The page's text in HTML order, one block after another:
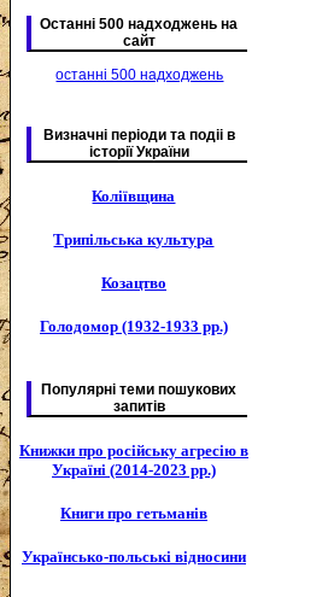
Останні 500 надходжень на
сайт
останні 500 надходжень
Визначні періоди та подіі в
історії України
Коліївщина
Трипільська культура
Козацтво
Голодомор (1932-1933 рр.)
Популярні теми пошукових
запитів
Книжки про російську агресію в
Україні (2014-2023 рр.)
Книги про гетьманів
Українсько-польські відносини